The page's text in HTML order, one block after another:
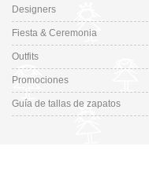
Designers
Fiesta & Ceremonia
Outfits
Promociones
Guía de tallas de zapatos